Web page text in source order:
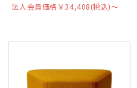
法人会員価格￥34,408(税込)〜